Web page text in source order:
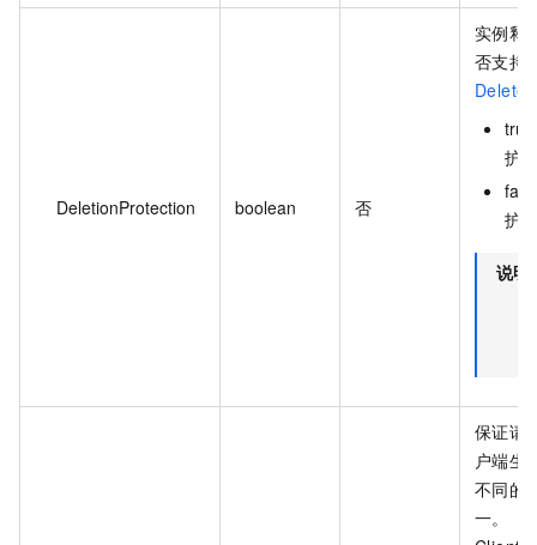
DeletionProtection boolean 否
实例释
否支持
护。
护。
说明
保证请
户端生
不同的
一。